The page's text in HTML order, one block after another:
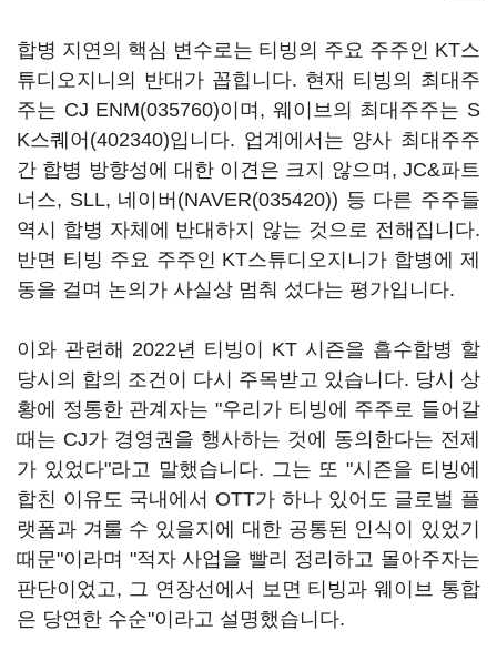
합병 지연의 핵심 변수로는 티빙의 주요 주주인 KT스
튜디오지니의 반대가 꼽힙니다. 현재 티빙의 최대주
주는 CJ ENM(035760)이며, 웨이브의 최대주주는 S
K스퀘어(402340)입니다. 업계에서는 양사 최대주주
간 합병 방향성에 대한 이견은 크지 않으며, JC&파트
너스, SLL, 네이버(NAVER(035420)) 등 다른 주주들
역시 합병 자체에 반대하지 않는 것으로 전해집니다.
반면 티빙 주요 주주인 KT스튜디오지니가 합병에 제
동을 걸며 논의가 사실상 멈춰 섰다는 평가입니다.
이와 관련해 2022년 티빙이 KT 시즌을 흡수합병 할
당시의 합의 조건이 다시 주목받고 있습니다. 당시 상
황에 정통한 관계자는 "우리가 티빙에 주주로 들어갈
때는 CJ가 경영권을 행사하는 것에 동의한다는 전제
가 있었다"라고 말했습니다. 그는 또 "시즌을 티빙에
합친 이유도 국내에서 OTT가 하나 있어도 글로벌 플
랫폼과 겨룰 수 있을지에 대한 공통된 인식이 있었기
때문"이라며 "적자 사업을 빨리 정리하고 몰아주자는
판단이었고, 그 연장선에서 보면 티빙과 웨이브 통합
은 당연한 수순"이라고 설명했습니다.